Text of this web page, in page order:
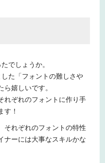
でしょうか。
た「フォントの難しさや
嬉しいです。
れぞれのフォントに作り手
す！
それぞれのフォントの特性
ナーには大事なスキルかな